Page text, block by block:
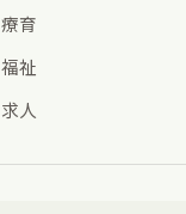
療育
福祉
求人